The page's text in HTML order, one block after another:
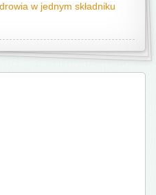
w jednym składniku